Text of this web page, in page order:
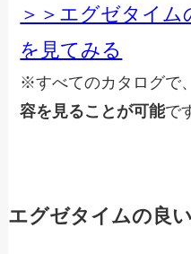
＞＞エグゼタイ
を見てみる
※すべてのカタログで、
容を見ることが可能で
エグゼタイムの良